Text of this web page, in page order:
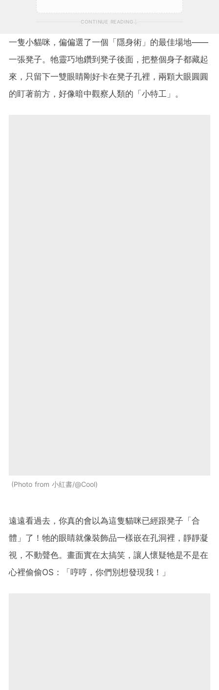
CONTINUE READING
一隻小貓咪，偏偏選了一個「隱身術」的最佳場地——
一張凳子。牠靈巧地鑽到凳子後面，把整個身子都藏起
來，只留下一雙眼睛剛好卡在凳子孔裡，兩顆大眼圓圓
的盯著前方，好像暗中觀察人類的「小特工」。
Photo from 小紅書/@Cool
遠遠看過去，你真的會以為這隻貓咪已經跟凳子「合
體」了！牠的眼睛就像裝飾品一樣嵌在孔洞裡，靜靜凝
視，不動聲色。畫面實在太搞笑，讓人懷疑牠是不是在
心裡偷偷OS：「哼哼，你們別想發現我！」